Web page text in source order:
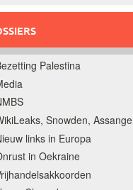
Palestina
Snowden, Assange
links in Europa
in Oekraine